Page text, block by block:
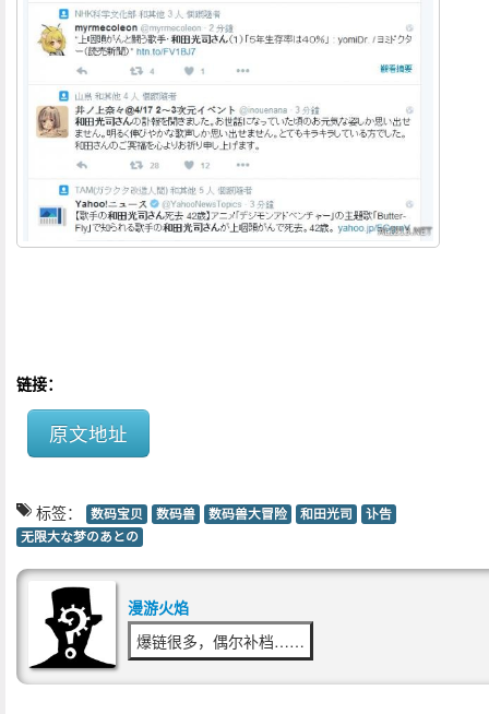
链接：
原文地址
标签： 数码宝贝 数码兽 数码兽大冒险 和田光司
讣告
无限大な梦のあとの
漫游火焰
爆链很多，偶尔补档……